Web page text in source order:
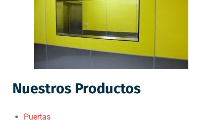
Nuestros Productos
Puertas